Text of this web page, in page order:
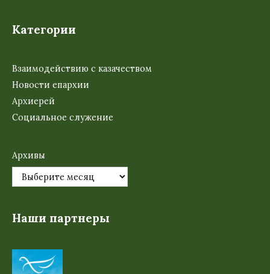
Категории
Взаимодействию с казачеством
Новости епархии
Архиерей
Социальное служение
Архивы
Наши партнеры